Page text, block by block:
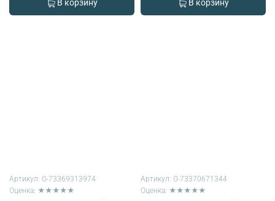
В корзину В корзину
Артикул: G-73369313974
Оценка: ★★★★★
Артикул: G-73370671344
Оценка: ★★★★★